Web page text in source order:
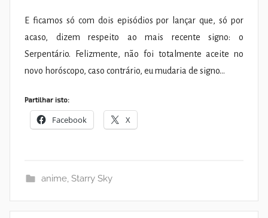
E ficamos só com dois episódios por lançar que, só por
acaso, dizem respeito ao mais recente signo: o
Serpentário. Felizmente, não foi totalmente aceite no
novo horóscopo, caso contrário, eu mudaria de signo…
Partilhar isto:
Facebook X
anime, Starry Sky